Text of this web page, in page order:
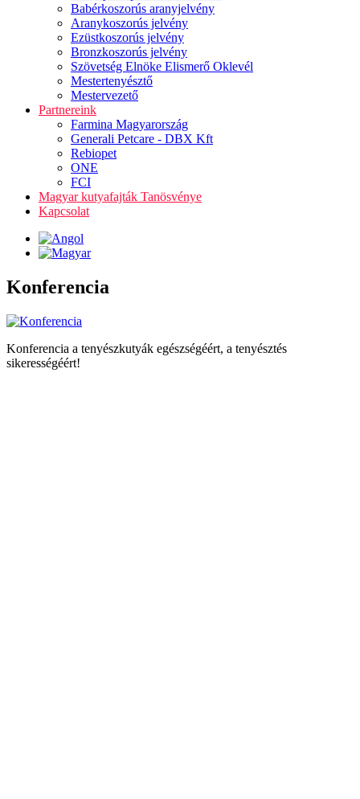
Babérkoszorús aranyjelvény
Aranykoszorús jelvény
Ezüstkoszorús jelvény
Bronzkoszorús jelvény
Szövetség Elnöke Elismerő Oklevél
Mestertenyésztő
Mestervezető
Partnereink
Farmina Magyarország
Generali Petcare - DBX Kft
Rebiopet
ONE
FCI
Magyar kutyafajták Tanösvénye
Kapcsolat
Konferencia
Konferencia a tenyészkutyák egészségéért, a tenyésztés
sikerességéért!